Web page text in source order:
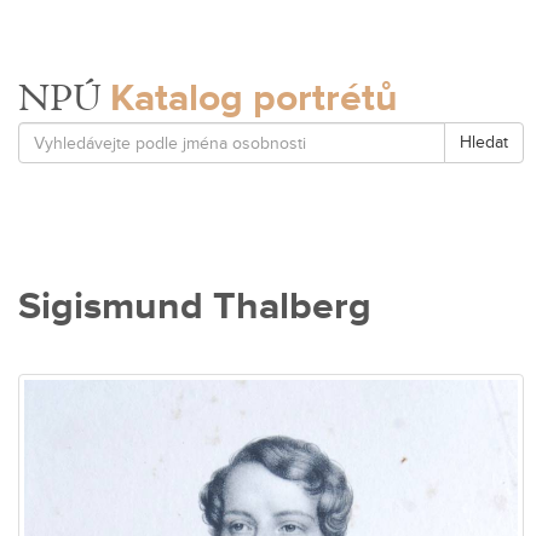
NPÚ Katalog portrétů
Hledat
Sigismund Thalberg